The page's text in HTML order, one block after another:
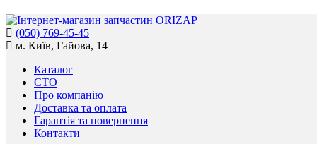
(050) 769-45-45
м. Київ, Гайова, 14
Каталог
СТО
Про компанію
Доставка та оплата
Гарантія та повернення
Контакти